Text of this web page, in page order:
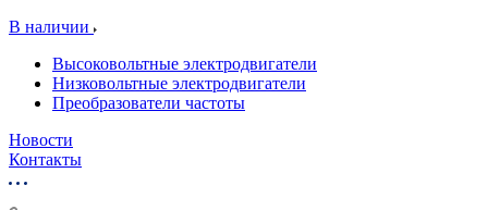
В наличии
Высоковольтные электродвигатели
Низковольтные электродвигатели
Преобразователи частоты
Новости
Контакты